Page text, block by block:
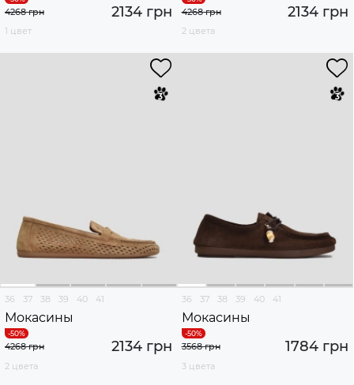
2134 грн
4268 грн
1 цвет
2134 грн
4268 грн
2 цвета
36 37 38 39 40 41
Мокасины
2134 грн
4268 грн
2 цвета
36 37 38 39 40 41
Мокасины
1784 грн
3568 грн
3 цвета